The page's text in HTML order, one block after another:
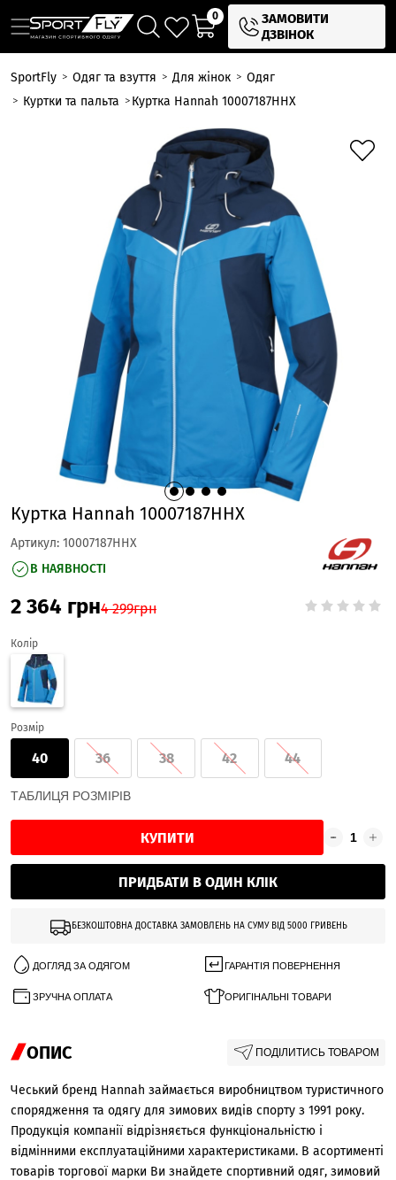
0
ЗАМОВИТИ
ДЗВІНОК
SportFly Одяг та взуття Для жінок
Одяг
Куртки та пальта
Куртка Hannah 10007187HHX
Куртка Hannah 10007187HHX
Артикул: 10007187HHX
В НАЯВНОСТІ
2 364 грн4 299грн
Колір
Розмір
40 36 38 42 44
ТАБЛИЦЯ РОЗМІРІВ
КУПИТИ
ПРИДБАТИ В ОДИН КЛІК
БЕЗКОШТОВНА ДОСТАВКА ЗАМОВЛЕНЬ НА СУМУ ВІД 5000 ГРИВЕНЬ
ДОГЛЯД ЗА ОДЯГОМ ГАРАНТІЯ ПОВЕРНЕННЯ
ЗРУЧНА ОПЛАТА ОРИГІНАЛЬНІ ТОВАРИ
ОПИС ПОДІЛИТИСЬ ТОВАРОМ
Чеський бренд Hannah займається виробництвом туристичного
спорядження та одягу для зимових видів спорту з 1991 року.
Продукція компанії відрізняється функціональністю і
відмінними експлуатаційними характеристиками. В асортименті
товарів торгової марки Ви знайдете спортивний одяг, зимовий